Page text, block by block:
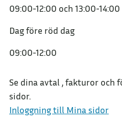
09:00-12:00 och 13:00-14:00
Dag före röd dag
09:00-12:00
Se dina avtal , fakturor och
sidor.
Inloggning till Mina sidor